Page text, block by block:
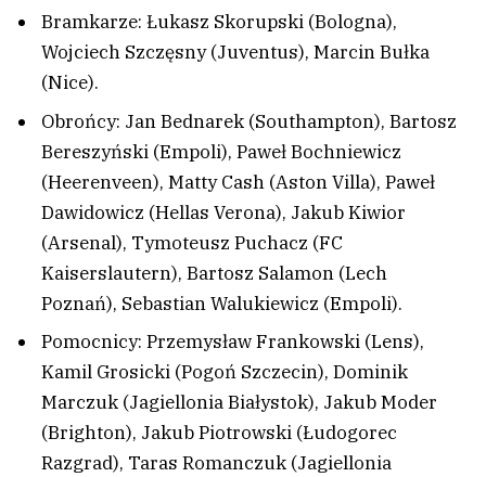
Bramkarze: Łukasz Skorupski (Bologna),
Wojciech Szczęsny (Juventus), Marcin Bułka
(Nice).
Obrońcy: Jan Bednarek (Southampton), Bartosz
Bereszyński (Empoli), Paweł Bochniewicz
(Heerenveen), Matty Cash (Aston Villa), Paweł
Dawidowicz (Hellas Verona), Jakub Kiwior
(Arsenal), Tymoteusz Puchacz (FC
Kaiserslautern), Bartosz Salamon (Lech
Poznań), Sebastian Walukiewicz (Empoli).
Pomocnicy: Przemysław Frankowski (Lens),
Kamil Grosicki (Pogoń Szczecin), Dominik
Marczuk (Jagiellonia Białystok), Jakub Moder
(Brighton), Jakub Piotrowski (Łudogorec
Razgrad), Taras Romanczuk (Jagiellonia